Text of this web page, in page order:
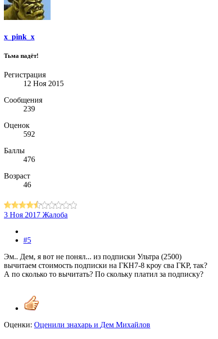
x_pink_x
Тьма падёт!
Регистрация
12 Ноя 2015
Сообщения
239
Оценок
592
Баллы
476
Возраст
46
3 Ноя 2017 Жалоба
#5
Эм.. Дем, я вот не понял... из подписки Ультра (2500)
вычитаем стоимость подписки на ГКН7-8 кроу сва ГКР, так?
А по сколько то вычитать? По скольку платил за подписку?
Оценки: Оценили знахарь и Дем Михайлов